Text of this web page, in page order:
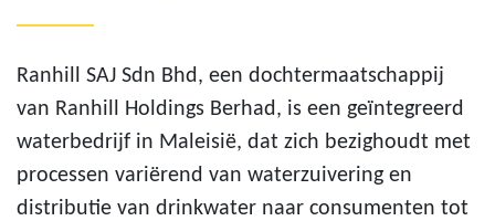
Ranhill SAJ Sdn Bhd, een dochtermaatschappij
van Ranhill Holdings Berhad, is een geïntegreerd
waterbedrijf in Maleisië, dat zich bezighoudt met
processen variërend van waterzuivering en
distributie van drinkwater naar consumenten tot